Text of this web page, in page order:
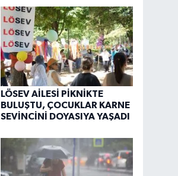
LÖSEV AİLESİ PİKNİKTE
BULUŞTU, ÇOCUKLAR KARNE
SEVİNCİNİ DOYASIYA YAŞADI